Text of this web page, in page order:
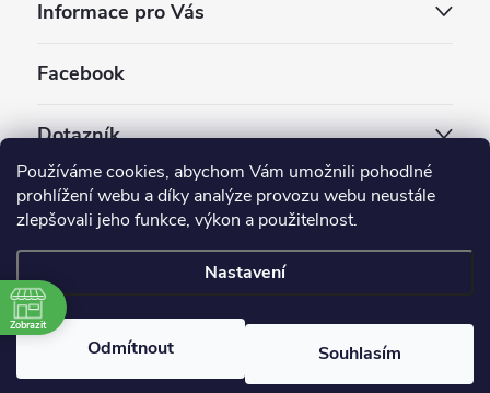
Používáme cookies, abychom Vám umožnili pohodlné
prohlížení webu a díky analýze provozu webu neustále
zlepšovali jeho funkce, výkon a použitelnost.
Nastavení
Odmítnout Souhlasím
Informace pro Vás
Facebook
Dotazník
Jaký styl vapování vám vyhovuje ?
Copyright 2026
Upravit nastavení cookies
Zobrazit